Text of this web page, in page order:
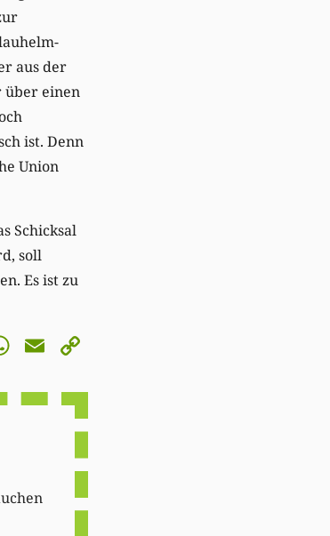
aus der
über einen
ist. Denn
Union
Schicksal
soll
Es ist zu
WhatsApp
Email